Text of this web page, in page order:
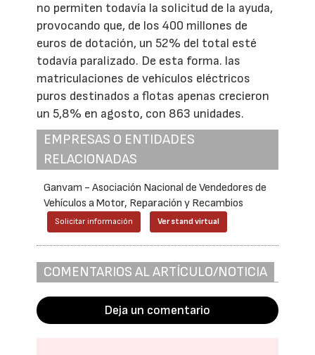
no permiten todavía la solicitud de la ayuda,
provocando que, de los 400 millones de
euros de dotación, un 52% del total esté
todavía paralizado. De esta forma. las
matriculaciones de vehículos eléctricos
puros destinados a flotas apenas crecieron
un 5,8% en agosto, con 863 unidades.
EMPRESAS O ENTIDADES
RELACIONADAS
Ganvam - Asociación Nacional de Vendedores de
Vehículos a Motor, Reparación y Recambios
Solicitar información Ver stand virtual
COMENTARIOS AL ARTÍCULO/NOTICIA
Deja un comentario